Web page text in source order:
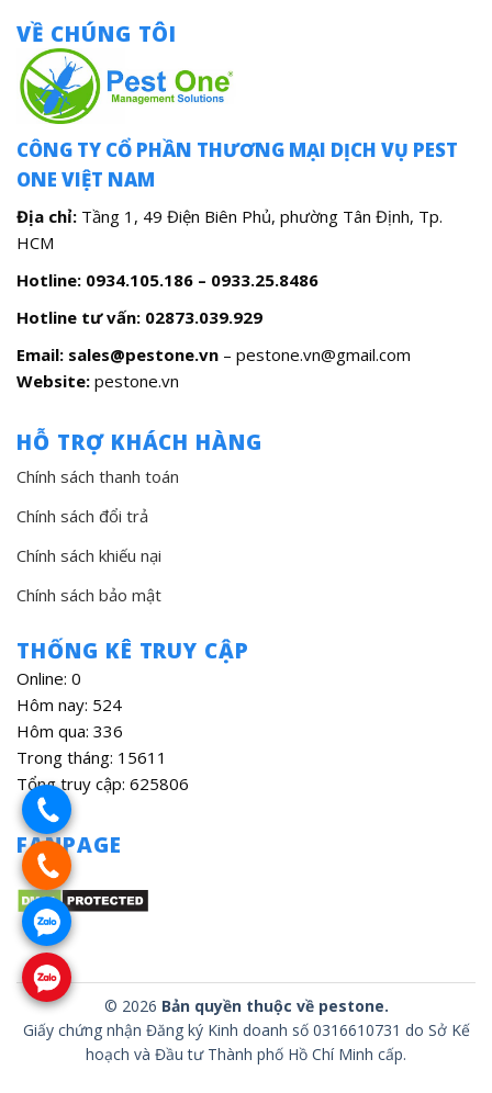
VỀ CHÚNG TÔI
CÔNG TY CỔ PHẦN THƯƠNG MẠI DỊCH VỤ PEST
ONE VIỆT NAM
Địa chỉ: Tầng 1, 49 Điện Biên Phủ, phường Tân Định, Tp.
HCM
Hotline: 0934.105.186 – 0933.25.8486
Hotline tư vấn: 02873.039.929
Email: sales@pestone.vn – pestone.vn@gmail.com
Website: pestone.vn
HỖ TRỢ KHÁCH HÀNG
Chính sách thanh toán
Chính sách đổi trả
Chính sách khiếu nại
Chính sách bảo mật
THỐNG KÊ TRUY CẬP
Online: 0
Hôm nay: 524
Hôm qua: 336
Trong tháng: 15611
Tổng truy cập: 625806
FANPAGE
© 2026 Bản quyền thuộc về pestone.
Giấy chứng nhận Đăng ký Kinh doanh số 0316610731 do Sở Kế
hoạch và Đầu tư Thành phố Hồ Chí Minh cấp.